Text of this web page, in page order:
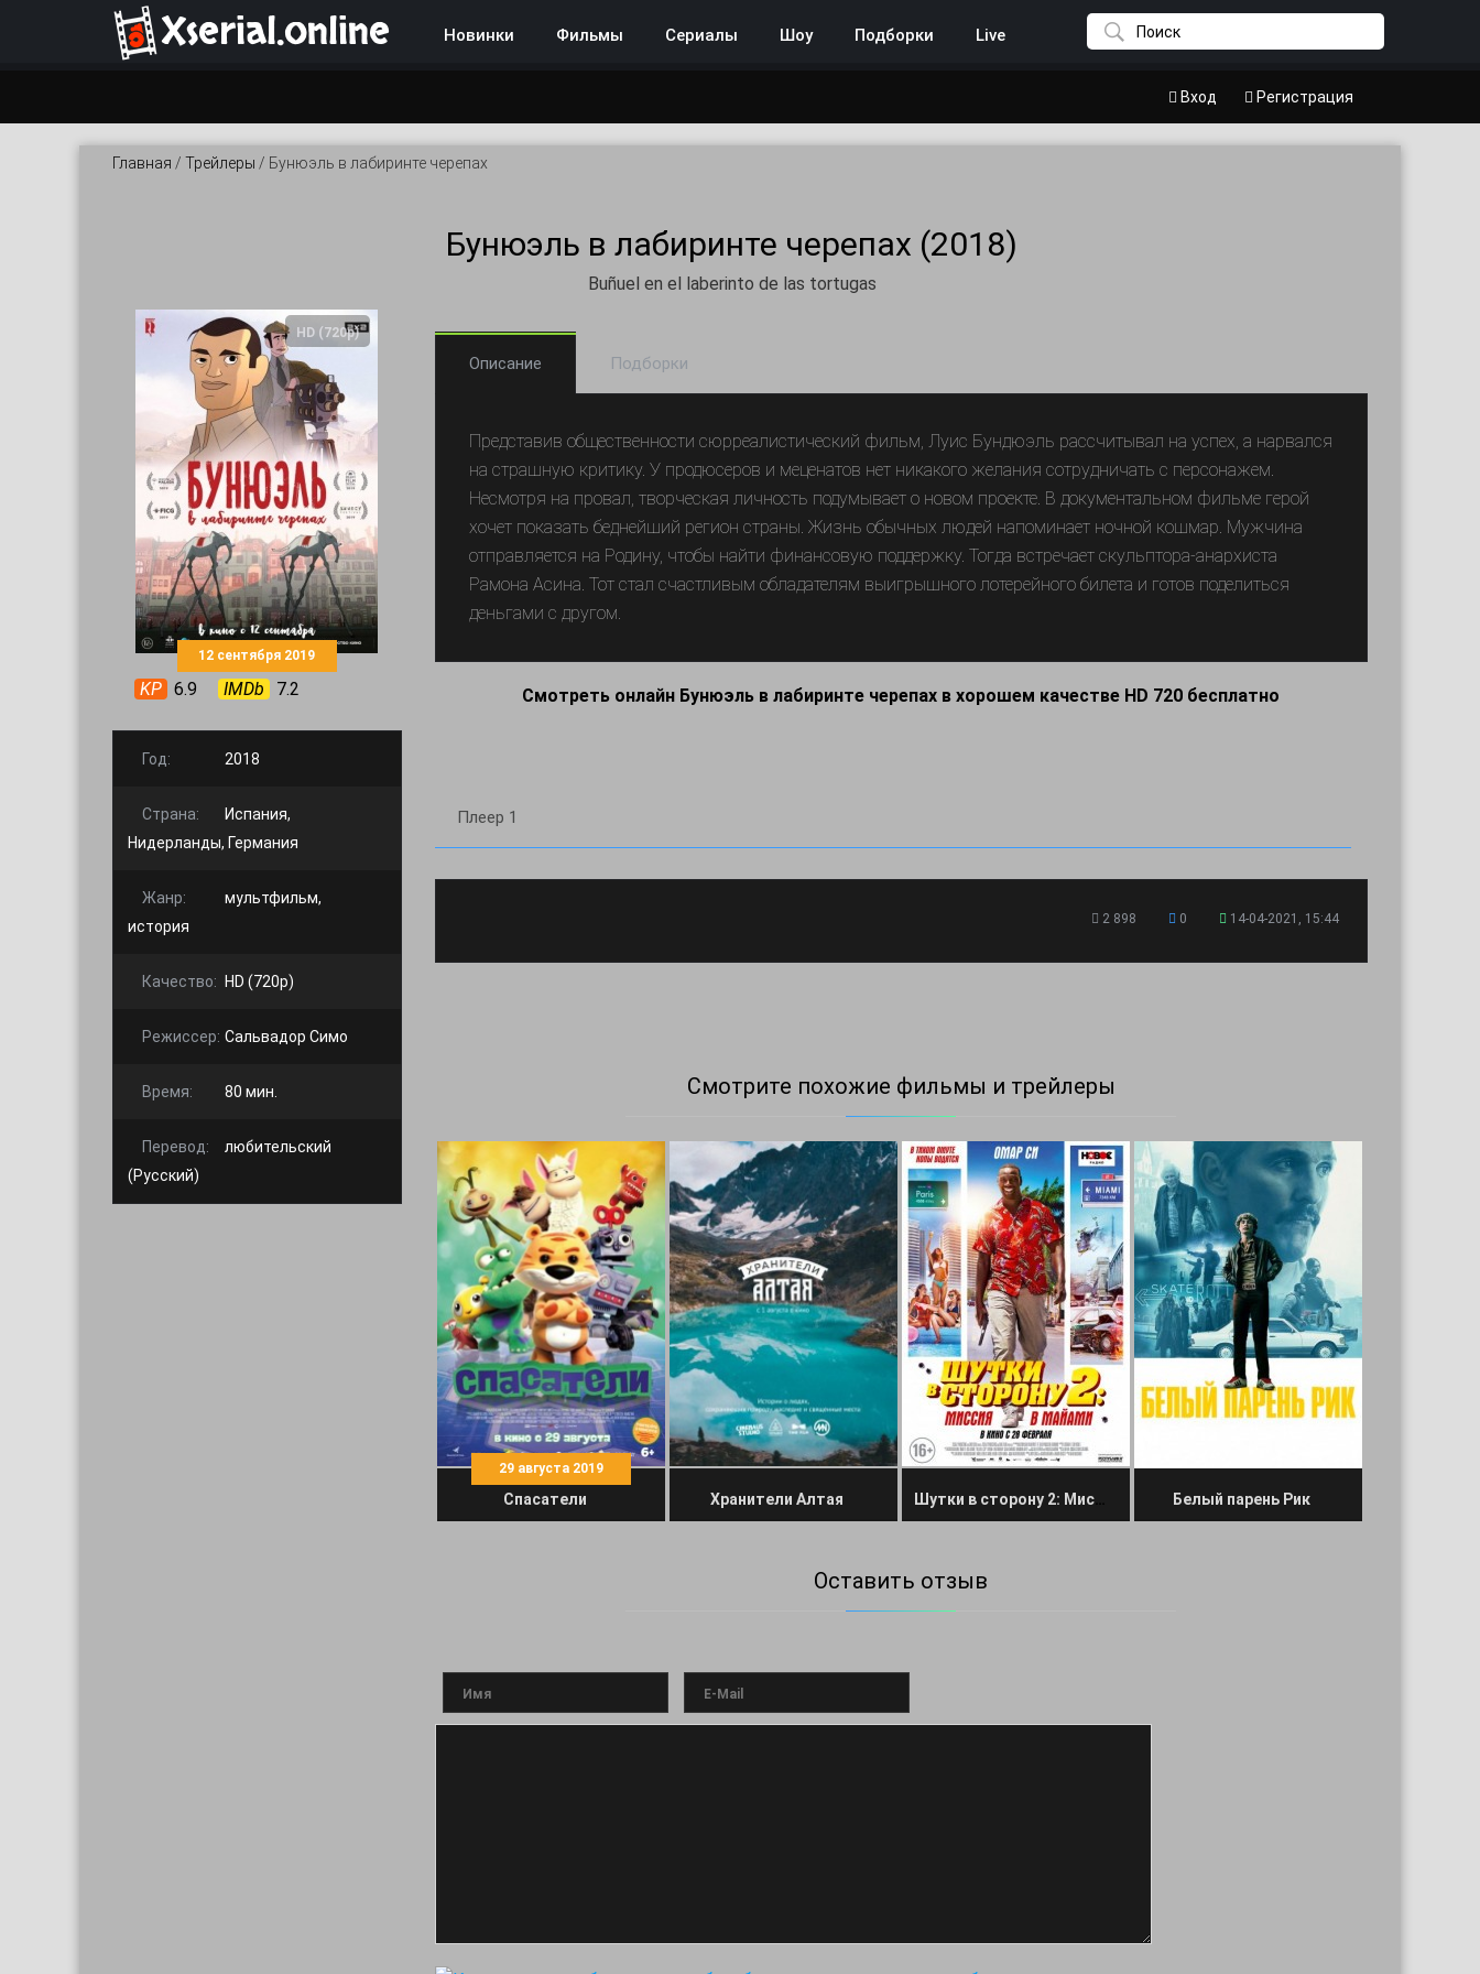
Xserial.online Новинки Фильмы Сериалы Шоу Подборки Live
Вход Регистрация
Главная / Трейлеры / Бунюэль в лабиринте черепах
Бунюэль в лабиринте черепах (2018)
Buñuel en el laberinto de las tortugas
HD (720p)
12 сентября 2019
KP 6.9 IMDb 7.2
Год: 2018
Страна:
Испания,
Нидерланды, Германия
Жанр:
мультфильм,
история
Качество: HD (720p)
Режиссер: Сальвадор Симо
Время: 80 мин.
Перевод:
любительский
(Русский)
Описание Подборки
Представив общественности сюрреалистический фильм, Луис Бундюэль рассчитывал на успех, а нарвался
на страшную критику. У продюсеров и меценатов нет никакого желания сотрудничать с персонажем.
Несмотря на провал, творческая личность подумывает о новом проекте. В документальном фильме герой
хочет показать беднейший регион страны. Жизнь обычных людей напоминает ночной кошмар. Мужчина
отправляется на Родину, чтобы найти финансовую поддержку. Тогда встречает скульптора-анархиста
Рамона Асина. Тот стал счастливым обладателям выигрышного лотерейного билета и готов поделиться
деньгами с другом.
Смотреть онлайн Бунюэль в лабиринте черепах в хорошем качестве HD 720 бесплатно
Плеер 1
2 898 0 14-04-2021, 15:44
Смотрите похожие фильмы и трейлеры
29 августа 2019
Спасатели Хранители Алтая Шутки в сторону 2: Миссия в Майами Белый парень Рик
Оставить отзыв